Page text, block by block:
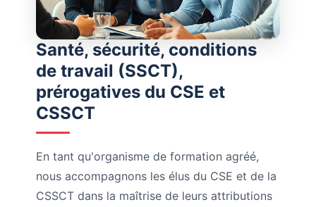
Santé, sécurité, conditions
de travail (SSCT),
prérogatives du CSE et
CSSCT
En tant qu'organisme de formation agréé,
nous accompagnons les élus du CSE et de la
CSSCT dans la maîtrise de leurs attributions